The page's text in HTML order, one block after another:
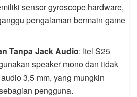
sensor gyroscope hardware,
pengalaman bermain game
Tanpa Jack Audio: Itel S25
speaker mono dan tidak
3,5 mm, yang mungkin
pengguna.